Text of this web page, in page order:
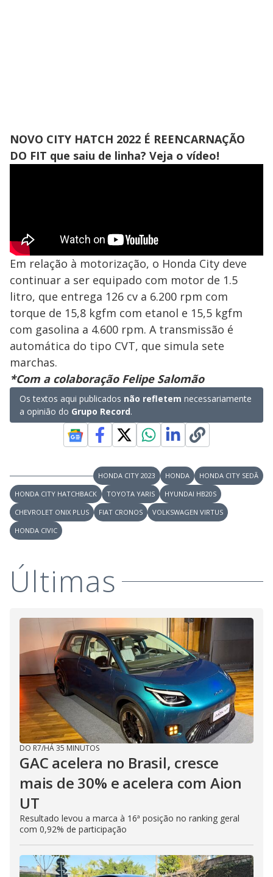
NOVO CITY HATCH 2022 É REENCARNAÇÃO
DO FIT que saiu de linha? Veja o vídeo!
Em relação à motorização, o Honda City deve
continuar a ser equipado com motor de 1.5
litro, que entrega 126 cv a 6.200 rpm com
torque de 15,8 kgfm com etanol e 15,5 kgfm
com gasolina a 4.600 rpm. A transmissão é
automática do tipo CVT, que simula sete
marchas.
*Com a colaboração Felipe Salomão
Os textos aqui publicados não refletem necessariamente
a opinião do Grupo Record.
HONDA CITY 2023 HONDA
HONDA CITY SEDÃ
HONDA CITY HATCHBACK
TOYOTA YARIS
HYUNDAI HB20S
CHEVROLET ONIX PLUS
FIAT CRONOS
VOLKSWAGEN VIRTUS
HONDA CIVIC
Últimas
DO R7/HÁ 35 MINUTOS
GAC acelera no Brasil, cresce
mais de 30% e acelera com Aion
UT
Resultado levou a marca à 16ª posição no ranking geral
com 0,92% de participação